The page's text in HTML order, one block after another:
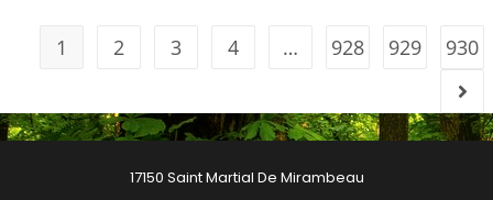
1 2 3 4 … 928 929 930
17150 Saint Martial De Mirambeau